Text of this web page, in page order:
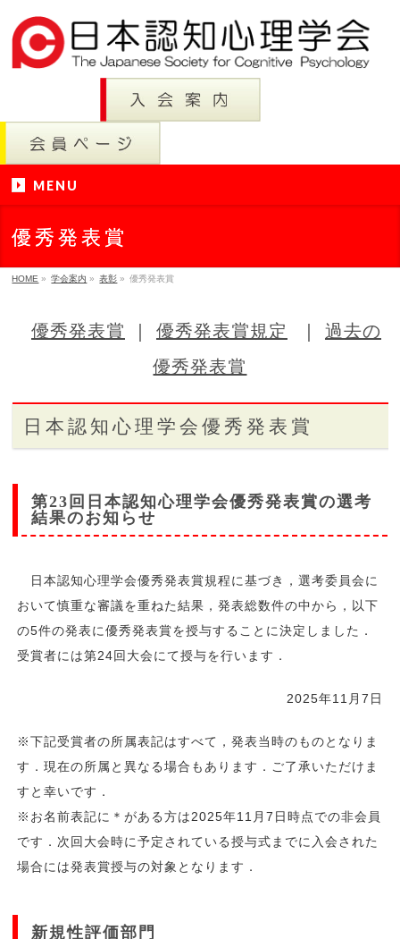
MENU
優秀発表賞
HOME » 学会案内 » 表彰 » 優秀発表賞
優秀発表賞 優秀発表賞規定
過去の
優秀発表賞
日本認知心理学会優秀発表賞
第23回日本認知心理学会優秀発表賞の選考
結果のお知らせ
日本認知心理学会優秀発表賞規程に基づき，選考委員会に
おいて慎重な審議を重ねた結果，発表総数件の中から，以下
の5件の発表に優秀発表賞を授与することに決定しました．
受賞者には第24回大会にて授与を行います．
2025年11月7日
※下記受賞者の所属表記はすべて，発表当時のものとなりま
す．現在の所属と異なる場合もあります．ご了承いただけま
すと幸いです．
※お名前表記に＊がある方は2025年11月7日時点での非会員
です．次回大会時に予定されている授与式までに入会された
場合には発表賞授与の対象となります．
新規性評価部門